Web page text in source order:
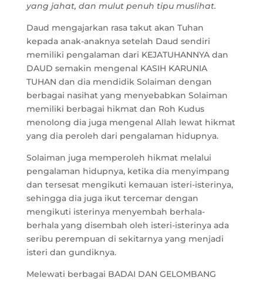
yang jahat, dan mulut penuh tipu muslihat.
Daud mengajarkan rasa takut akan Tuhan
kepada anak-anaknya setelah Daud sendiri
memiliki pengalaman dari KEJATUHANNYA dan
DAUD semakin mengenal KASIH KARUNIA
TUHAN dan dia mendidik Solaiman dengan
berbagai nasihat yang menyebabkan Solaiman
memiliki berbagai hikmat dan Roh Kudus
menolong dia juga mengenal Allah lewat hikmat
yang dia peroleh dari pengalaman hidupnya.
Solaiman juga memperoleh hikmat melalui
pengalaman hidupnya, ketika dia menyimpang
dan tersesat mengikuti kemauan isteri-isterinya,
sehingga dia juga ikut tercemar dengan
mengikuti isterinya menyembah berhala-
berhala yang disembah oleh isteri-isterinya ada
seribu perempuan di sekitarnya yang menjadi
isteri dan gundiknya.
Melewati berbagai BADAI DAN GELOMBANG